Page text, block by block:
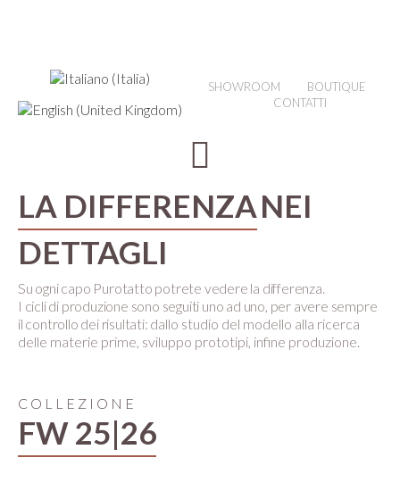
SHOWROOM
BOUTIQUE
CONTATTI
LA DIFFERENZANEI
DETTAGLI
Su ogni capo Purotatto potrete vedere la differenza.
I cicli di produzione sono seguiti uno ad uno, per avere sempre
il controllo dei risultati: dallo studio del modello alla ricerca
delle materie prime, sviluppo prototipi, infine produzione.
COLLEZIONE
FW 25|26